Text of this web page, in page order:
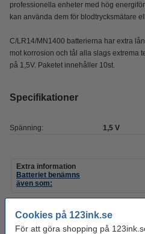
Cookies på 123ink.se
För att göra shopping på
professionella enheter med hög
kan använda dem för blodtrycksmätare
C/LR14/MN1400 batterierna har extra
mot korrosion och tål alla slags extrema
på 1,5V. Paketet innehåller 10st.
Specifikationer
Spänning: 1,5 V
Extra information
Batteriet benämns
även som:
14AC
AM-2
HP11
K4A